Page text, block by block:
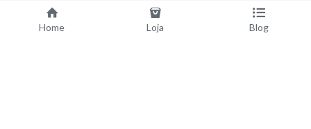
Home Loja Blog